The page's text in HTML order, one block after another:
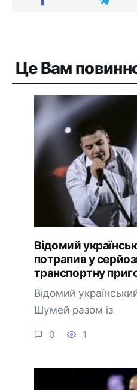
Це Вам
Відомий
потрапив у
транспортну
Відомий
Шумей разом із
0 1